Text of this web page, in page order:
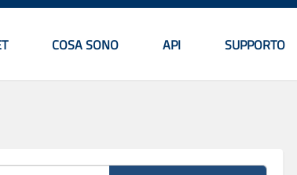
Menu principale
COSA SONO API SUPPORTO